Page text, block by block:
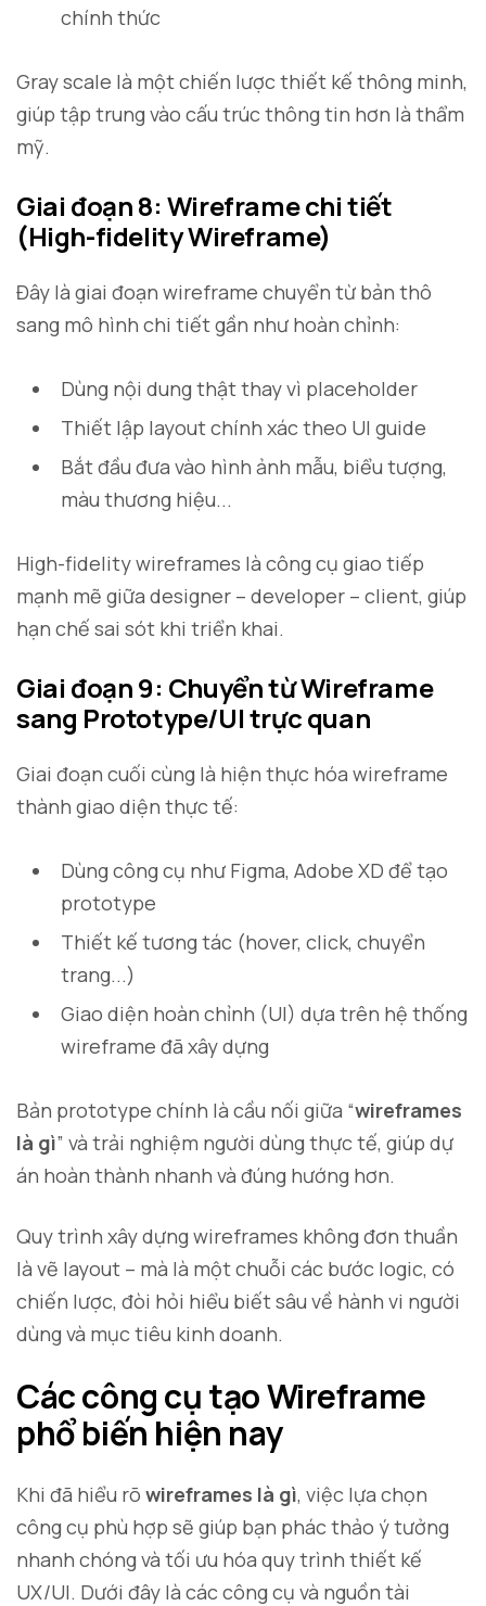
chính thức
Gray scale là một chiến lược thiết kế thông minh,
giúp tập trung vào cấu trúc thông tin hơn là thẩm
mỹ.
Giai đoạn 8: Wireframe chi tiết
(High-fidelity Wireframe)
Đây là giai đoạn wireframe chuyển từ bản thô
sang mô hình chi tiết gần như hoàn chỉnh:
Dùng nội dung thật thay vì placeholder
Thiết lập layout chính xác theo UI guide
Bắt đầu đưa vào hình ảnh mẫu, biểu tượng,
màu thương hiệu...
High-fidelity wireframes là công cụ giao tiếp
mạnh mẽ giữa designer – developer – client, giúp
hạn chế sai sót khi triển khai.
Giai đoạn 9: Chuyển từ Wireframe
sang Prototype/UI trực quan
Giai đoạn cuối cùng là hiện thực hóa wireframe
thành giao diện thực tế:
Dùng công cụ như Figma, Adobe XD để tạo
prototype
Thiết kế tương tác (hover, click, chuyển
trang...)
Giao diện hoàn chỉnh (UI) dựa trên hệ thống
wireframe đã xây dựng
Bản prototype chính là cầu nối giữa “wireframes
là gì” và trải nghiệm người dùng thực tế, giúp dự
án hoàn thành nhanh và đúng hướng hơn.
Quy trình xây dựng wireframes không đơn thuần
là vẽ layout – mà là một chuỗi các bước logic, có
chiến lược, đòi hỏi hiểu biết sâu về hành vi người
dùng và mục tiêu kinh doanh.
Các công cụ tạo Wireframe
phổ biến hiện nay
Khi đã hiểu rõ wireframes là gì, việc lựa chọn
công cụ phù hợp sẽ giúp bạn phác thảo ý tưởng
nhanh chóng và tối ưu hóa quy trình thiết kế
UX/UI. Dưới đây là các công cụ và nguồn tài